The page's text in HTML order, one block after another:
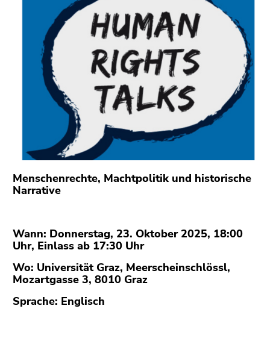
Sie diesen
Inhalt
(Zugriffstaste
Positionsanzeige
(Zugriffstaste
2)
Zur
Hauptnavigation
Zu
den
(Zugriffstaste
Zu
Menschenrechte, Machtpolitik und historische
Narrative
Wann: Donnerstag, 23. Oktober 2025, 18:00
Uhr, Einlass ab 17:30 Uhr
Wo: Universität Graz, Meerscheinschlössl,
Mozartgasse 3, 8010 Graz
Sprache: Englisch